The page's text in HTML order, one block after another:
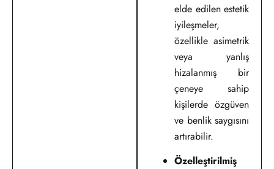
elde edilen estetik
iyileşmeler,
özellikle asimetrik
veya yanlış
hizalanmış bir
çeneye sahip
kişilerde özgüven
ve benlik saygısını
artırabilir.
Özelleştirilmiş